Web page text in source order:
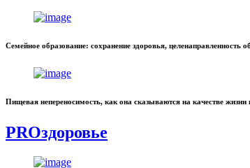
Семейное образование: сохранение здоровья, целенаправленность
Пищевая непереносимость, как она сказываются на качестве жизни
PROздоровье